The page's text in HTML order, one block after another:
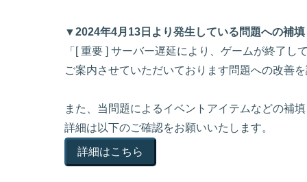
▼2024年4月13日より発生している問題への補填
「[ 重要 ] サーバー遅延により、ゲームが終了し
ご案内させていただいております問題への改善
また、当問題によるイベントアイテムなどの補
詳細は以下のご確認をお願いいたします。
詳細はこちら